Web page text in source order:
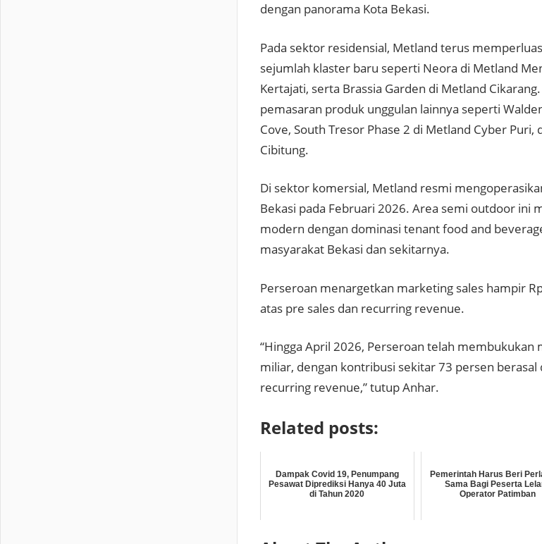
dengan panorama Kota Bekasi.
Pada sektor residensial, Metland terus
sejumlah klaster baru seperti Neora di Metland
Kertajati, serta Brassia Garden di Metland
pemasaran produk unggulan lainnya seperti
Cove, South Tresor Phase 2 di Metland Cyber
Cibitung.
Di sektor komersial, Metland resmi
Bekasi pada Februari 2026. Area semi outdoor ini
modern dengan dominasi tenant food and
masyarakat Bekasi dan sekitarnya.
Perseroan menargetkan marketing sales hampir
atas pre sales dan recurring revenue.
“Hingga April 2026, Perseroan telah membukukan
miliar, dengan kontribusi sekitar 73 persen
recurring revenue,” tutup Anhar.
Related posts:
Dampak Covid 19, Penumpang
Pesawat Diprediksi Hanya 40 Juta
di Tahun 2020
Pemerintah Harus Beri
Sama Bagi Peserta
Operator Patimban